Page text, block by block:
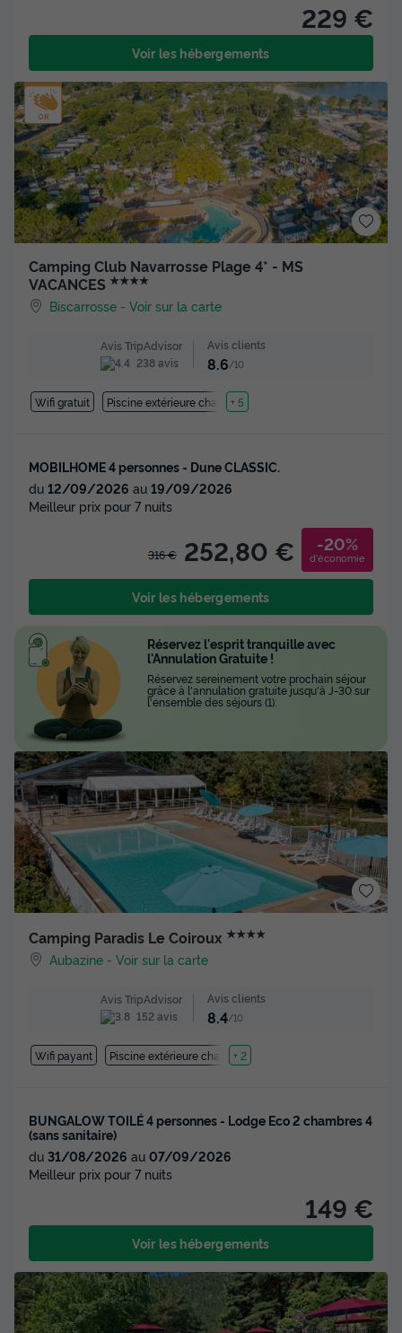
229 €
Voir les hébergements
Camping Club Navarrosse Plage 4* - MS
VACANCES ★★★★
Biscarrosse -Voir sur la carte
Avis TripAdvisor
238 avis
Avis clients
8.6 /10
Wifi gratuit Piscine extérieure chauffée
+ 5
MOBILHOME 4 personnes - Dune CLASSIC.
du 12/09/2026 au 19/09/2026
Meilleur prix pour 7 nuits
316 € 252,80 € -20%
d'économie
Voir les hébergements
Camping Paradis Le Coiroux ★★★★
Aubazine -Voir sur la carte
Avis TripAdvisor
152 avis
Avis clients
8.4/10
Wifi payant Piscine extérieure chauffée
+ 2
BUNGALOW TOILÉ 4 personnes - Lodge Eco 2 chambres 4
(sans sanitaire)
du 31/08/2026 au 07/09/2026
Meilleur prix pour 7 nuits
149 €
Voir les hébergements
Réservez l'esprit tranquille avec
l'Annulation Gratuite !
Réservez sereinement votre prochain séjour
grâce à l'annulation gratuite jusqu'à J-30 sur
l'ensemble des séjours (1).